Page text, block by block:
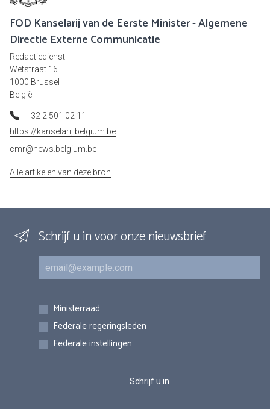
FOD Kanselarij van de Eerste Minister - Algemene
Directie Externe Communicatie
Redactiedienst
Wetstraat 16
1000 Brussel
België
+32 2 501 02 11
https://kanselarij.belgium.be
cmr@news.belgium.be
Alle artikelen van deze bron
Schrijf u in voor onze nieuwsbrief
E-mail
Inschrijvingen
Ministerraad
Federale regeringsleden
Federale instellingen